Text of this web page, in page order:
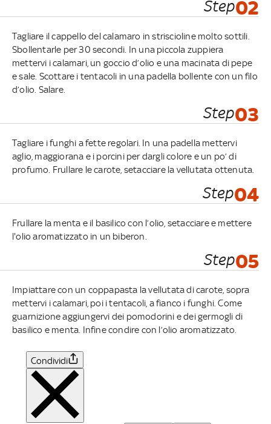
Step02
Tagliare il cappello del calamaro in striscioline molto sottili.
Sbollentarle per 30 secondi. In una piccola zuppiera
mettervi i calamari, un goccio d’olio e una macinata di pepe
e sale. Scottare i tentacoli in una padella bollente con un filo
d’olio. Salare.
Step03
Tagliare i funghi a fette regolari. In una padella mettervi
aglio, maggiorana e i porcini per dargli colore e un po’ di
profumo. Frullare le carote, setacciare la vellutata ottenuta.
Step04
Frullare la menta e il basilico con l’olio, setacciare e mettere
l'olio aromatizzato in un biberon.
Step05
Impiattare con un coppapasta la vellutata di carote, sopra
mettervi i calamari, poi i tentacoli, a fianco i funghi. Come
guarnizione aggiungervi dei pomodorini e dei germogli di
basilico e menta. Infine condire con l’olio aromatizzato.
Condividi